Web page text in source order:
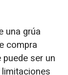
una grúa
compra
ser un